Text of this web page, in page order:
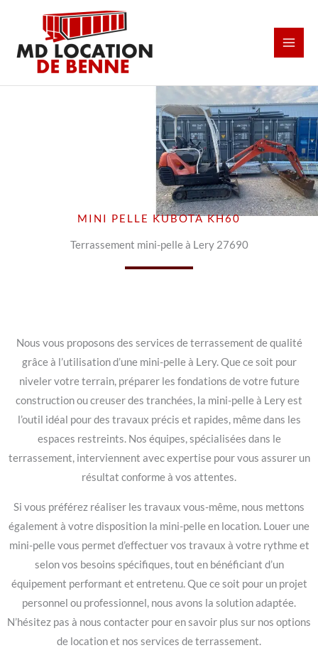
contenu
MINI PELLE KUBOTA KH60
Terrassement mini-pelle à Lery 27690
Nous vous proposons des services de terrassement de qualité
grâce à l’utilisation d’une mini-pelle à Lery. Que ce soit pour
niveler votre terrain, préparer les fondations de votre future
construction ou creuser des tranchées, la mini-pelle à Lery est
l’outil idéal pour des travaux précis et rapides, même dans les
espaces restreints. Nos équipes, spécialisées dans le
terrassement, interviennent avec expertise pour vous assurer un
résultat conforme à vos attentes.
Si vous préférez réaliser les travaux vous-même, nous mettons
également à votre disposition la mini-pelle en location. Louer une
mini-pelle vous permet d’effectuer vos travaux à votre rythme et
selon vos besoins spécifiques, tout en bénéficiant d’un
équipement performant et entretenu. Que ce soit pour un projet
personnel ou professionnel, nous avons la solution adaptée.
N’hésitez pas à nous contacter pour en savoir plus sur nos options
de location et nos services de terrassement.